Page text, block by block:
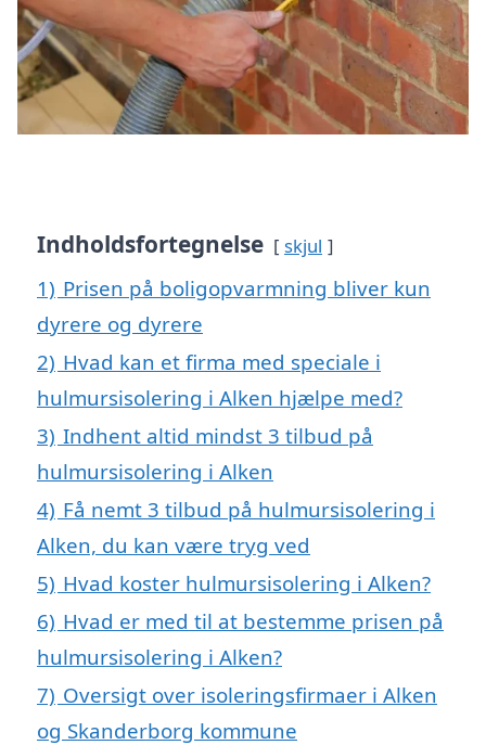
Indholdsfortegnelse skjul
1) Prisen på boligopvarmning bliver kun
dyrere og dyrere
2) Hvad kan et firma med speciale i
hulmursisolering i Alken hjælpe med?
3) Indhent altid mindst 3 tilbud på
hulmursisolering i Alken
4) Få nemt 3 tilbud på hulmursisolering i
Alken, du kan være tryg ved
5) Hvad koster hulmursisolering i Alken?
6) Hvad er med til at bestemme prisen på
hulmursisolering i Alken?
7) Oversigt over isoleringsfirmaer i Alken
og Skanderborg kommune